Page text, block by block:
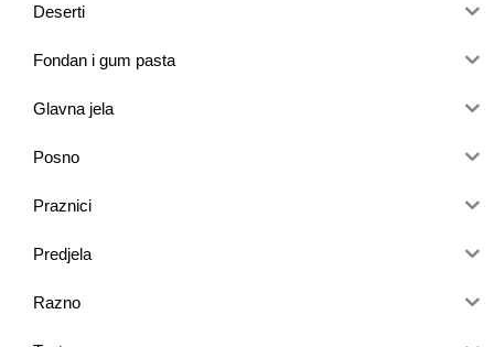
Deserti
Fondan i gum pasta
Glavna jela
Posno
Praznici
Predjela
Razno